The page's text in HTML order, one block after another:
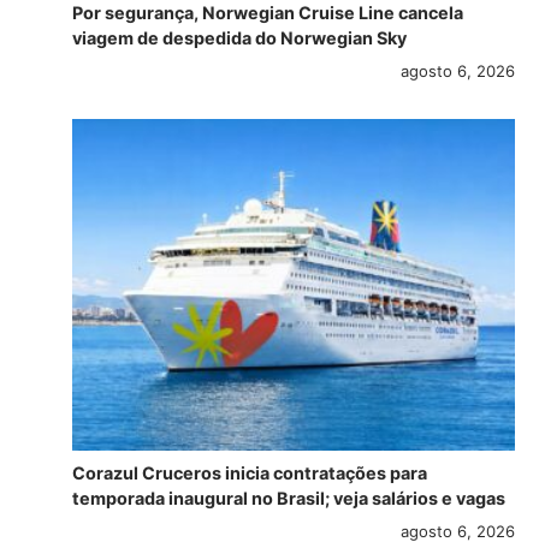
Por segurança, Norwegian Cruise Line cancela
viagem de despedida do Norwegian Sky
agosto 6, 2026
Corazul Cruceros inicia contratações para
temporada inaugural no Brasil; veja salários e vagas
agosto 6, 2026